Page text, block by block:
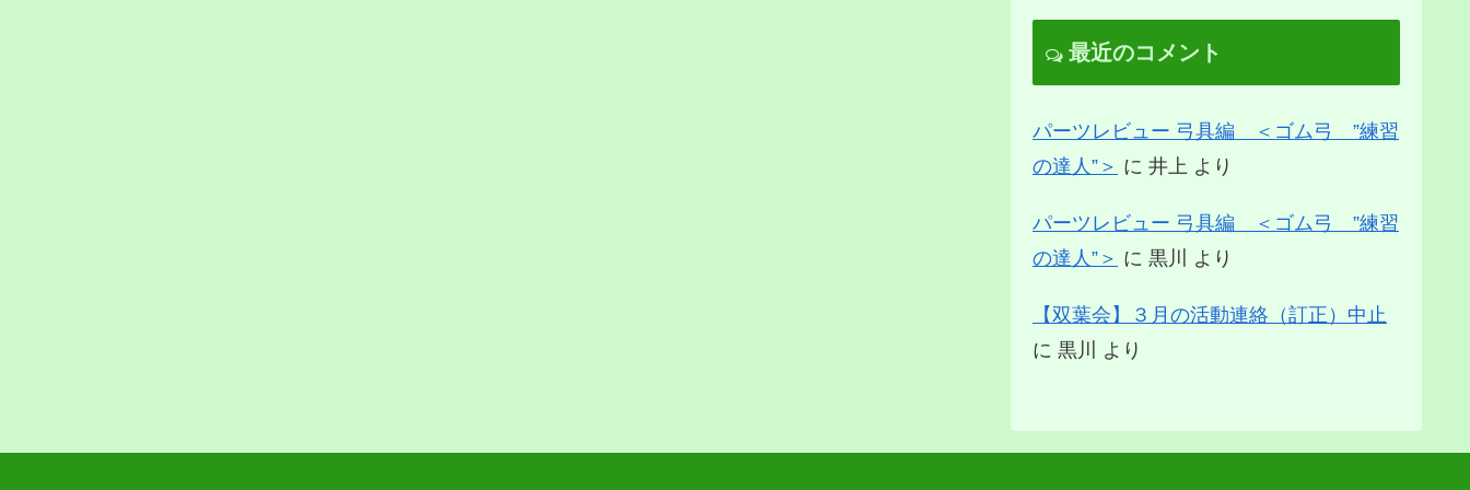
最近のコメント
パーツレビュー 弓具編 ＜ゴム弓 ”練習
の達人”＞ に 井上 より
パーツレビュー 弓具編 ＜ゴム弓 ”練習
の達人”＞ に 黒川 より
【双葉会】３月の活動連絡（訂正）中止
に 黒川 より